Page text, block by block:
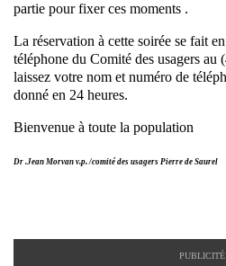
partie pour fixer ces moments .
La réservation à cette soirée se fait
téléphone du Comité des usagers
laissez votre nom et numéro de
donné en 24 heures.
Bienvenue à toute la population
Dr .Jean Morvan v.p. /comité des usagers Pierre de Saurel
PUBLICITÉ